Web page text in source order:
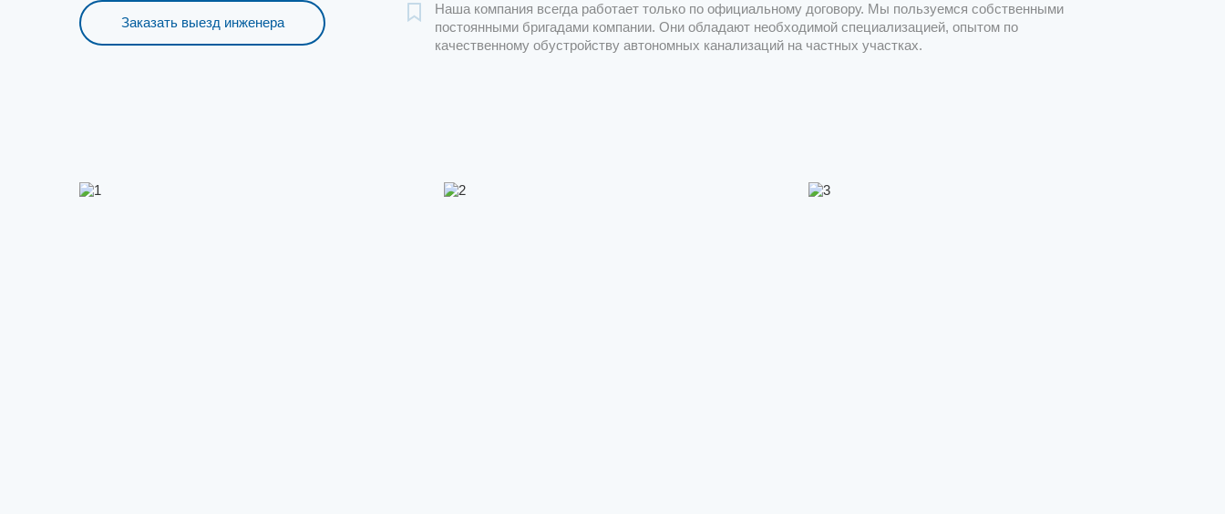
Заказать выезд инженера
Наша компания всегда работает только по официальному договору. Мы пользуемся собственными
постоянными бригадами компании. Они обладают необходимой специализацией, опытом по
качественному обустройству автономных канализаций на частных участках.